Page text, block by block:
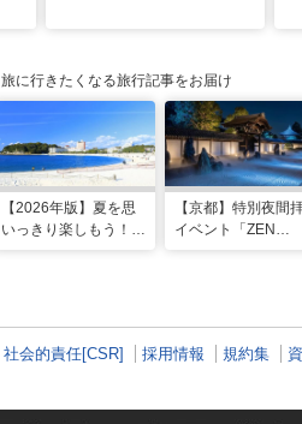
旅に行きたくなる旅行記事をお届け
【2026年版】夏を思
いっきり楽しもう！関
【京都】特別夜間
イベント「ZEN
社会的責任[CSR] 採用情報 規約集